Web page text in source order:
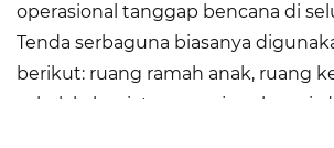
operasional tanggap bencana di
Tenda serbaguna biasanya
berikut: ruang ramah anak, ruang
sekolah, kegiatan remaja, rekreasi,